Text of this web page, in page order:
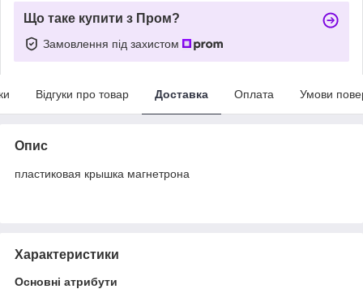
Що таке купити з Пром?
Замовлення під захистом
Відгуки про товар Доставка Оплата Умови
Опис
пластиковая крышка магнетрона
Характеристики
Основні атрибути